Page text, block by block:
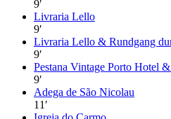
9′
Livraria Lello
9′
Livraria Lello & Rundgang
9′
Pestana Vintage Porto Hotel
9′
Adega de São Nicolau
11′